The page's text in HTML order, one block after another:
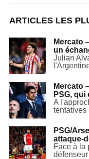
ARTICLES LES
Mercato
un
Julian
Mercato
PSG, qui
A
tentatives
PSG/
attaque-
Face à la
défenseur